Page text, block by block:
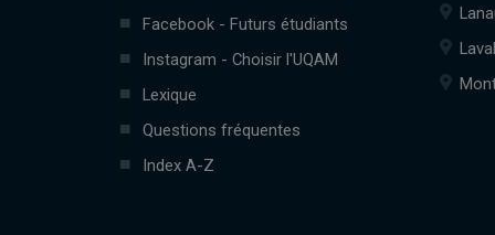
Facebook - Futurs étudiants
Instagram - Choisir l'UQAM
Lexique
Questions fréquentes
Index A-Z
Laval